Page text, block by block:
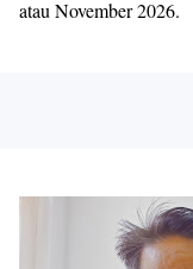
atau November 2026.